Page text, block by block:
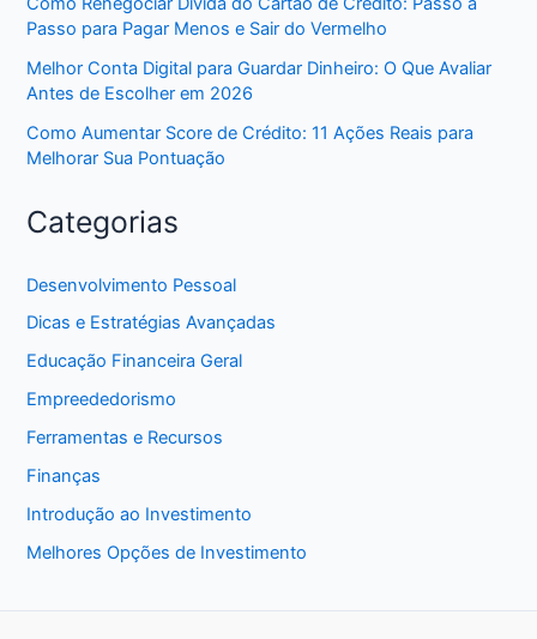
Passo para Pagar Menos e Sair do Vermelho
Melhor Conta Digital para Guardar Dinheiro: O Que Avaliar
Antes de Escolher em 2026
Como Aumentar Score de Crédito: 11 Ações Reais para
Melhorar Sua Pontuação
Categorias
Desenvolvimento Pessoal
Dicas e Estratégias Avançadas
Educação Financeira Geral
Empreededorismo
Ferramentas e Recursos
Finanças
Introdução ao Investimento
Melhores Opções de Investimento